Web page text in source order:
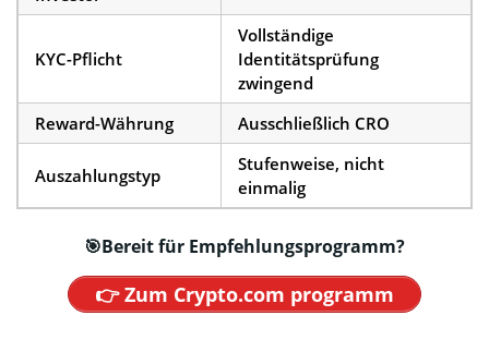
KYC-Pflicht
Vollständige
Identitätsprüfung
zwingend
Reward-Währung
Ausschließlich CRO
Auszahlungstyp
Stufenweise, nicht
einmalig
🎯Bereit für Empfehlungsprogramm?
👉 Zum Crypto.com programm